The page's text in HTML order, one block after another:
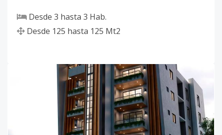
Desde 3 hasta 3 Hab.
Desde 125 hasta 125 Mt2